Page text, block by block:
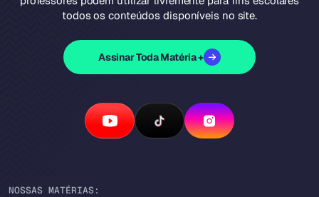
todos os conteúdos disponíveis no site.
Assinar Toda Matéria +
NOSSAS MATÉRIAS: